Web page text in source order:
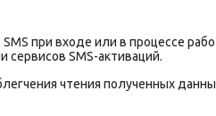
при входе или в процессе
SMS-активаций.
чтения полученных